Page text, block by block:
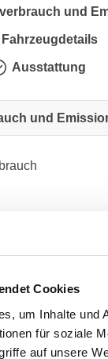
Cookies
um Inhalte und
für soziale
auf unsere
und
Fahrzeugdetails
Ausstattung
und